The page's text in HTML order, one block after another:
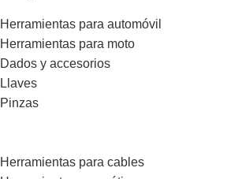
Herramientas para automóvil
Herramientas para moto
Dados y accesorios
Llaves
Pinzas
Herramientas para cables